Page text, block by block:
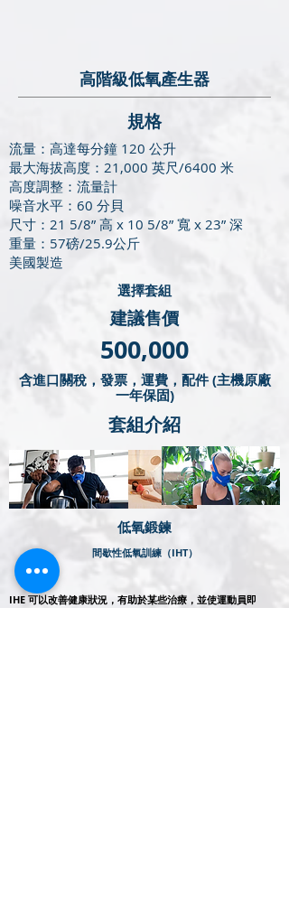
高階級低氧產生器
​規格
流量：高達每分鐘 120 公升
最大海拔高度：21,000 英尺/6400 米
高度調整：流量計
噪音水平：60 分貝
尺寸：21 5/8” 高 x 10 5/8” 寬 x 23” 深
重量：57磅/25.9公斤
美國製造
​選擇套組
建議售價
500,000
含進口關稅，發票，運費，配件 (主機原廠
一年保固)
​套組介紹
​低氧鍛鍊
間歇性低氧訓練（IHT）
好處
IHE 可以改善健康狀況，有助於某些治療，並使運動員即